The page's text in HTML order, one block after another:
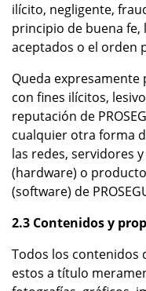
ilícito, negligente,
principio de buena
aceptados o el orden
Queda
con fines ilícitos,
reputación de
cualquier otra forma
las redes, servidores
(hardware) o
(software) de
2.3 Contenidos y
Todos los contenidos
estos a título